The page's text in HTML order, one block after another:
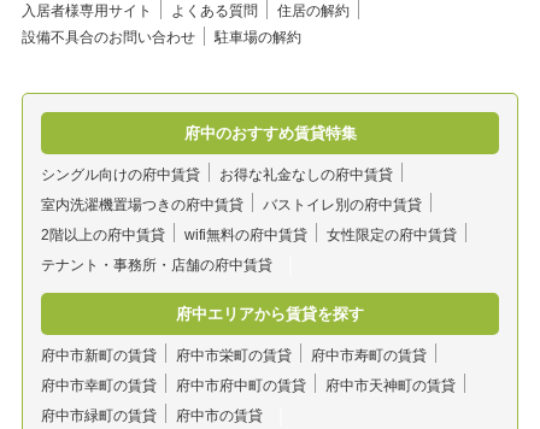
入居者様専用サイト よくある質問
住居の解約
設備不具合のお問い合わせ
駐車場の解約
府中のおすすめ賃貸特集
シングル向けの府中賃貸
お得な礼金なしの府中賃貸
室内洗濯機置場つきの府中賃貸
バストイレ別の府中賃貸
2階以上の府中賃貸
wifi無料の府中賃貸
女性限定の府中賃貸
テナント・事務所・店舗の府中賃貸
府中エリアから賃貸を探す
府中市新町の賃貸 府中市栄町の賃貸
府中市寿町の賃貸
府中市幸町の賃貸
府中市府中町の賃貸
府中市天神町の賃貸
府中市緑町の賃貸
府中市の賃貸